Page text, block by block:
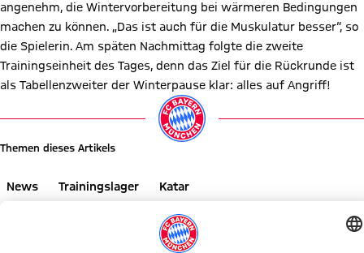
angenehm, die Wintervorbereitung bei wärmeren Bedingungen
machen zu können. „Das ist auch für die Muskulatur besser“, so
die Spielerin. Am späten Nachmittag folgte die zweite
Trainingseinheit des Tages, denn das Ziel für die Rückrunde ist
als Tabellenzweiter der Winterpause klar: alles auf Angriff!
Themen dieses Artikels
News Trainingslager Katar